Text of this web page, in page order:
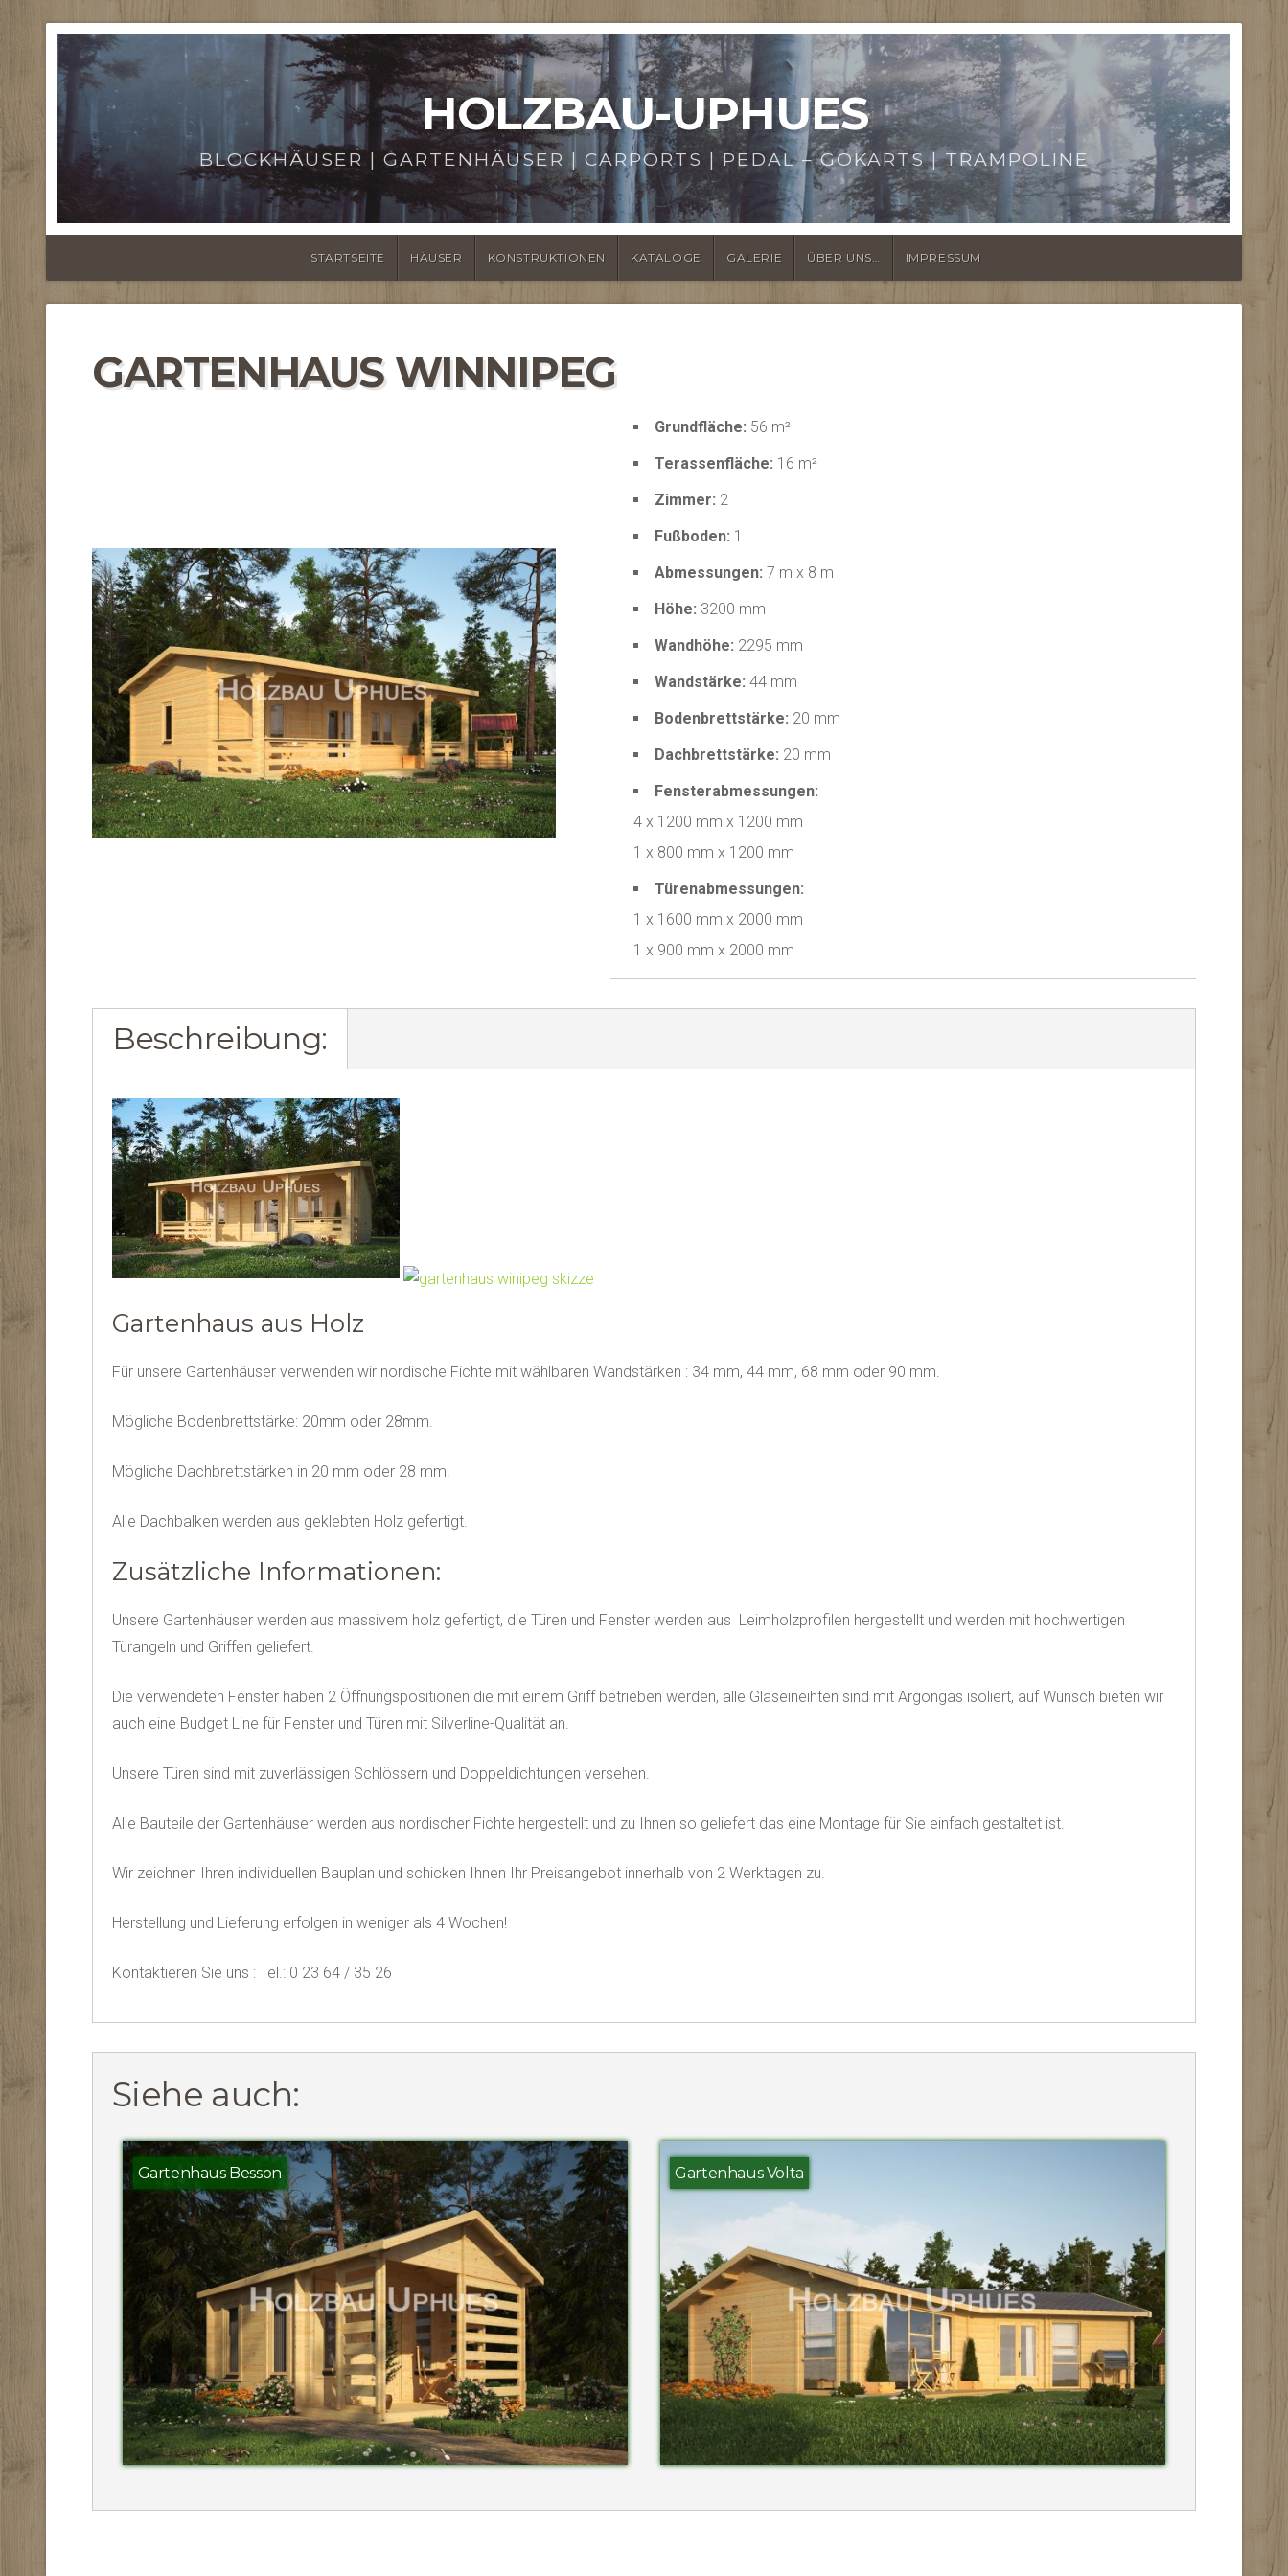
HOLZBAU-UPHUES
BLOCKHÄUSER | GARTENHÄUSER | CARPORTS | PEDAL – GOKARTS | TRAMPOLINE
STARTSEITE HÄUSER KONSTRUKTIONEN KATALOGE GALERIE ÜBER UNS… IMPRESSUM
GARTENHAUS WINNIPEG
Grundfläche: 56 m²
Terassenfläche: 16 m²
Zimmer: 2
Fußboden: 1
Abmessungen: 7 m x 8 m
Höhe: 3200 mm
Wandhöhe: 2295 mm
Wandstärke: 44 mm
Bodenbrettstärke: 20 mm
Dachbrettstärke: 20 mm
Fensterabmessungen:
4 x 1200 mm x 1200 mm
1 x 800 mm x 1200 mm
Türenabmessungen:
1 x 1600 mm x 2000 mm
1 x 900 mm x 2000 mm
Beschreibung:
Gartenhaus aus Holz
Für unsere Gartenhäuser verwenden wir nordische Fichte mit wählbaren Wandstärken : 34 mm, 44 mm, 68 mm oder 90 mm.
Mögliche Bodenbrettstärke: 20mm oder 28mm.
Mögliche Dachbrettstärken in 20 mm oder 28 mm.
Alle Dachbalken werden aus geklebten Holz gefertigt.
Zusätzliche Informationen:
Unsere Gartenhäuser werden aus massivem holz gefertigt, die Türen und Fenster werden aus Leimholzprofilen hergestellt und werden mit hochwertigen
Türangeln und Griffen geliefert.
Die verwendeten Fenster haben 2 Öffnungspositionen die mit einem Griff betrieben werden, alle Glaseineihten sind mit Argongas isoliert, auf Wunsch bieten wir
auch eine Budget Line für Fenster und Türen mit Silverline-Qualität an.
Unsere Türen sind mit zuverlässigen Schlössern und Doppeldichtungen versehen.
Alle Bauteile der Gartenhäuser werden aus nordischer Fichte hergestellt und zu Ihnen so geliefert das eine Montage für Sie einfach gestaltet ist.
Wir zeichnen Ihren individuellen Bauplan und schicken Ihnen Ihr Preisangebot innerhalb von 2 Werktagen zu.
Herstellung und Lieferung erfolgen in weniger als 4 Wochen!
Kontaktieren Sie uns : Tel.: 0 23 64 / 35 26
Siehe auch:
Gartenhaus Besson Gartenhaus Volta